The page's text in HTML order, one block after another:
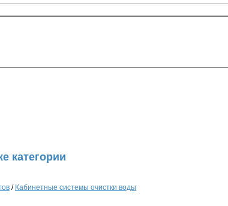
категории
/ Кабинетные системы очистки воды